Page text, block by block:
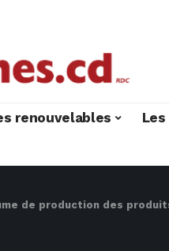
renouvelables
de production des produits miniers